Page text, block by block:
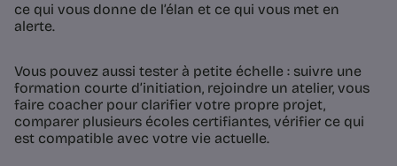
ce qui vous donne de l’élan et ce qui vous met en
alerte.
Vous pouvez aussi tester à petite échelle : suivre une
formation courte d’initiation, rejoindre un atelier, vous
faire coacher pour clarifier votre propre projet,
comparer plusieurs écoles certifiantes, vérifier ce qui
est compatible avec votre vie actuelle.